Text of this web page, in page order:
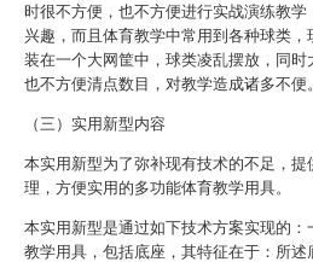
时很不方便，也不方便进行实战演练教学
兴趣，而且体育教学中常用到各种球类，
装在一个大网筐中，球类凌乱摆放，同时
也不方便清点数目，对教学造成诸多不便。
（三）实用新型内容
本实用新型为了弥补现有技术的不足，提
理，方便实用的多功能体育教学用具。
本实用新型是通过如下技术方案实现的：
教学用具，包括底座，其特征在于：所述